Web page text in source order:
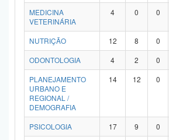
MEDICINA
VETERINÁRIA
4 0 0
NUTRIÇÃO 12 8 0
ODONTOLOGIA
4 2 0
PLANEJAMENTO
URBANO E
REGIONAL /
DEMOGRAFIA
14 12 0
PSICOLOGIA 17 9 0